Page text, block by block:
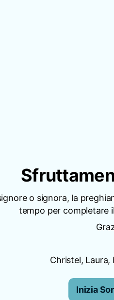
o signora, la
tempo per completare
Christel, Laura,
Inizia